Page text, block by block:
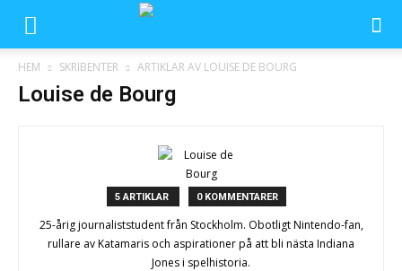
HEM SKRIBENTER ARTIKLAR AV LOUISE DE BOURG
Louise de Bourg
5 ARTIKLAR 0 KOMMENTARER
25-årig journaliststudent från Stockholm. Obotligt Nintendo-fan,
rullare av Katamaris och aspirationer på att bli nästa Indiana
Jones i spelhistoria.